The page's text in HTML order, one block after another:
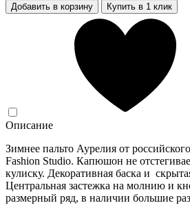
Добавить в корзину Купить в 1 клик
Описание
Зимнее пальто Аурелия от
Fashion Studio. Капюшон не
кулиску. Декоративная баска и
Центральная застежка на молнию и
размерный ряд, в наличии большие